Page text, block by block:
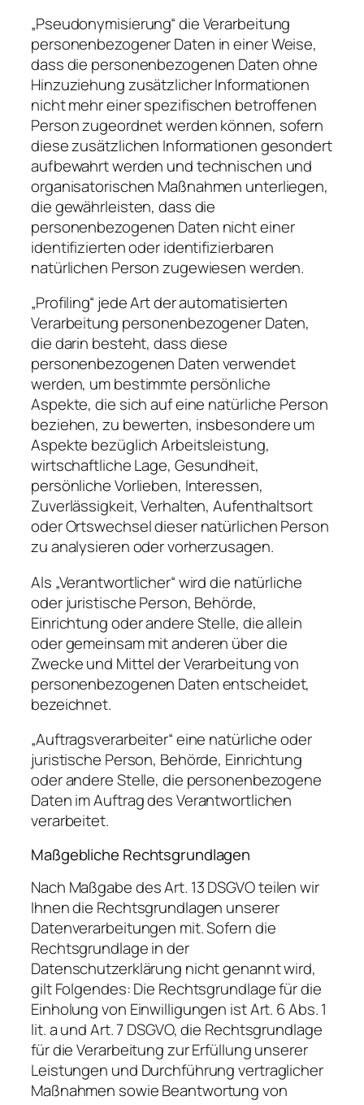
„Pseudonymisierung“ die Verarbeitung
personenbezogener Daten in einer Weise,
dass die personenbezogenen Daten ohne
Hinzuziehung zusätzlicher Informationen
nicht mehr einer spezifischen betroffenen
Person zugeordnet werden können, sofern
diese zusätzlichen Informationen gesondert
aufbewahrt werden und technischen und
organisatorischen Maßnahmen unterliegen,
die gewährleisten, dass die
personenbezogenen Daten nicht einer
identifizierten oder identifizierbaren
natürlichen Person zugewiesen werden.
„Profiling“ jede Art der automatisierten
Verarbeitung personenbezogener Daten,
die darin besteht, dass diese
personenbezogenen Daten verwendet
werden, um bestimmte persönliche
Aspekte, die sich auf eine natürliche Person
beziehen, zu bewerten, insbesondere um
Aspekte bezüglich Arbeitsleistung,
wirtschaftliche Lage, Gesundheit,
persönliche Vorlieben, Interessen,
Zuverlässigkeit, Verhalten, Aufenthaltsort
oder Ortswechsel dieser natürlichen Person
zu analysieren oder vorherzusagen.
Als „Verantwortlicher“ wird die natürliche
oder juristische Person, Behörde,
Einrichtung oder andere Stelle, die allein
oder gemeinsam mit anderen über die
Zwecke und Mittel der Verarbeitung von
personenbezogenen Daten entscheidet,
bezeichnet.
„Auftragsverarbeiter“ eine natürliche oder
juristische Person, Behörde, Einrichtung
oder andere Stelle, die personenbezogene
Daten im Auftrag des Verantwortlichen
verarbeitet.
Maßgebliche Rechtsgrundlagen
Nach Maßgabe des Art. 13 DSGVO teilen wir
Ihnen die Rechtsgrundlagen unserer
Datenverarbeitungen mit. Sofern die
Rechtsgrundlage in der
Datenschutzerklärung nicht genannt wird,
gilt Folgendes: Die Rechtsgrundlage für die
Einholung von Einwilligungen ist Art. 6 Abs. 1
lit. a und Art. 7 DSGVO, die Rechtsgrundlage
für die Verarbeitung zur Erfüllung unserer
Leistungen und Durchführung vertraglicher
Maßnahmen sowie Beantwortung von